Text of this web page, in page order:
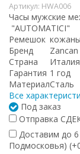
Артикул: HWA006
Часы мужские
"AUTOMATICI"
Ремешок
Бренд
Zancan
Страна
Италия
Гарантия 1 год
МатериалСталь
Все
Под заказ
Отправка
Доставим до
Подмосковья) (+